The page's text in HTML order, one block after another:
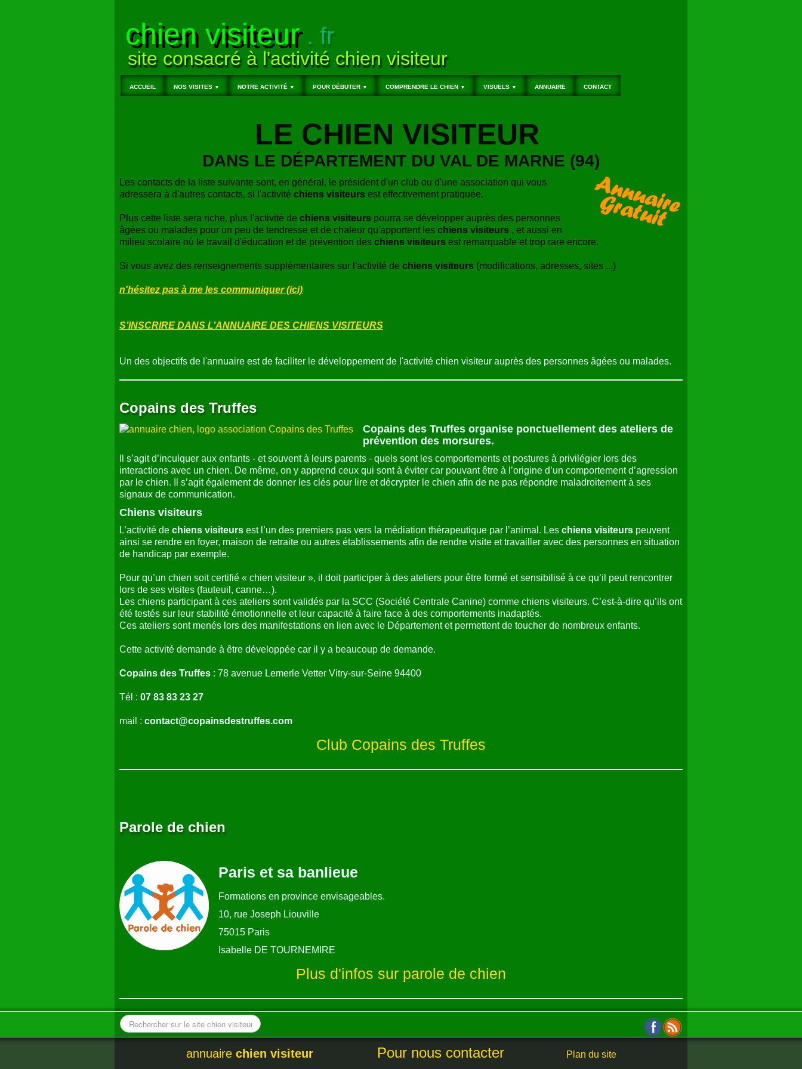
chien visiteur. fr
site consacré à l'activité chien visiteur
ACCUEIL NOS VISITES ▼ NOTRE ACTIVITÉ ▼ POUR DÉBUTER ▼ COMPRENDRE LE CHIEN ▼ VISUELS ▼ ANNUAIRE CONTACT
LE CHIEN VISITEUR
DANS LE DÉPARTEMENT DU VAL DE MARNE (94)
Les contacts de la liste suivante sont, en général, le président d'un club ou d'une association qui vous
adressera à d'autres contacts, si l'activité chiens visiteurs est effectivement pratiquée.
Plus cette liste sera riche, plus l'activité de chiens visiteurs pourra se développer auprès des personnes
âgées ou malades pour un peu de tendresse et de chaleur qu'apportent les chiens visiteurs , et aussi en
milieu scolaire où le travail d'éducation et de prévention des chiens visiteurs est remarquable et trop rare encore.
Si vous avez des renseignements supplémentaires sur l'activité de chiens visiteurs (modifications, adresses, sites ...)
n'hésitez pas à me les communiquer (ici)
S’INSCRIRE DANS L’ANNUAIRE DES CHIENS VISITEURS
Un des objectifs de l'annuaire est de faciliter le développement de l'activité chien visiteur auprès des personnes âgées ou malades.
Copains des Truffes
Copains des Truffes organise ponctuellement des ateliers de
prévention des morsures.
Il s’agit d’inculquer aux enfants - et souvent à leurs parents - quels sont les comportements et postures à privilégier lors des
interactions avec un chien. De même, on y apprend ceux qui sont à éviter car pouvant être à l’origine d’un comportement d’agression
par le chien. Il s’agit également de donner les clés pour lire et décrypter le chien afin de ne pas répondre maladroitement à ses
signaux de communication.
Chiens visiteurs
L’activité de chiens visiteurs est l’un des premiers pas vers la médiation thérapeutique par l’animal. Les chiens visiteurs peuvent
ainsi se rendre en foyer, maison de retraite ou autres établissements afin de rendre visite et travailler avec des personnes en situation
de handicap par exemple.
Pour qu’un chien soit certifié « chien visiteur », il doit participer à des ateliers pour être formé et sensibilisé à ce qu’il peut rencontrer
lors de ses visites (fauteuil, canne…).
Les chiens participant à ces ateliers sont validés par la SCC (Société Centrale Canine) comme chiens visiteurs. C’est-à-dire qu’ils ont
été testés sur leur stabilité émotionnelle et leur capacité à faire face à des comportements inadaptés.
Ces ateliers sont menés lors des manifestations en lien avec le Département et permettent de toucher de nombreux enfants.
Cette activité demande à être développée car il y a beaucoup de demande.
Copains des Truffes : 78 avenue Lemerle Vetter Vitry-sur-Seine 94400
Tél : 07 83 83 23 27
mail : contact@copainsdestruffes.com
Club Copains des Truffes
Parole de chien
Paris et sa banlieue
Formations en province envisageables.
10, rue Joseph Liouville
75015 Paris
Isabelle DE TOURNEMIRE
Plus d'infos sur parole de chien
annuaire chien visiteur Pour nous contacter Plan du site